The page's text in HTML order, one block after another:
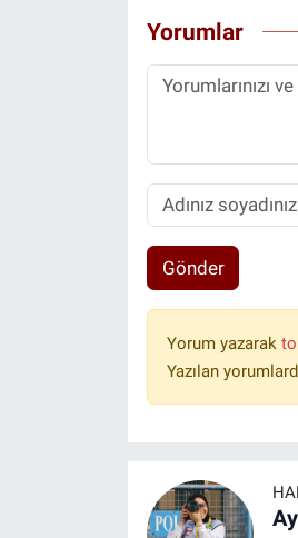
Yorumlar
Gönder
Yorum yazarak
Yazılan